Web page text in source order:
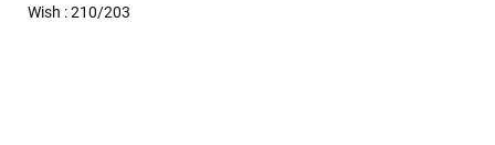
Wish : 210/203